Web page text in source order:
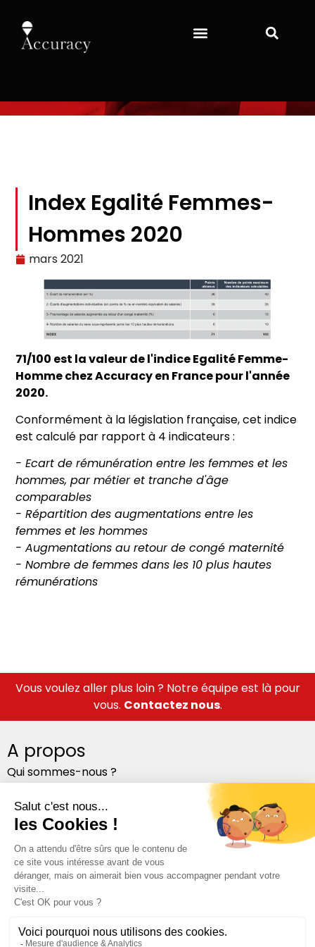
Index Egalité Femmes-
Hommes 2020
mars 2021
71/100 est la valeur de l'indice Egalité Femme-
Homme chez Accuracy en France pour l'année
2020.
Conformément à la législation française, cet indice
est calculé par rapport à 4 indicateurs :
- Ecart de rémunération entre les femmes et les
hommes, par métier et tranche d'âge
comparables
- Répartition des augmentations entre les
femmes et les hommes
- Augmentations au retour de congé maternité
- Nombre de femmes dans les 10 plus hautes
rémunérations
Vous voulez aller plus loin ? Notre équipe est là pour
vous. Contactez nous.
A propos
Qui sommes-nous ?
Notre équipe
Nos bureaux
Suivez-nous